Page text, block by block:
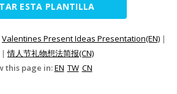
ESTA PLANTILLA
Valentines Present Ideas Presentation(EN) |
|情人节礼物想法简报(CN)
this page in:EN TW CN